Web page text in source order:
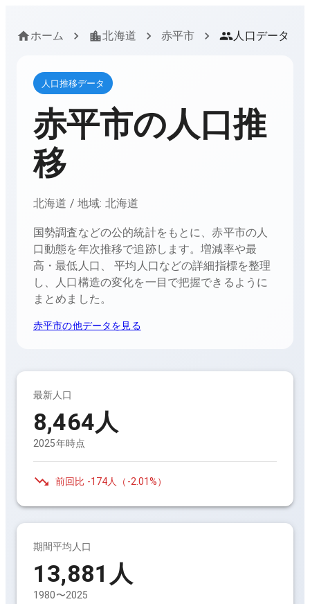
ホーム 北海道 赤平市 人口データ
人口推移データ
赤平市の人口推
移
北海道 / 地域: 北海道
国勢調査などの公的統計をもとに、赤平市の人
口動態を年次推移で追跡します。増減率や最
高・最低人口、 平均人口などの詳細指標を整理
し、人口構造の変化を一目で把握できるように
まとめました。
赤平市の他データを見る
最新人口
8,464人
2025年時点
前回比 -174人 （ -2.01%）
期間平均人口
13,881 人
1980〜2025